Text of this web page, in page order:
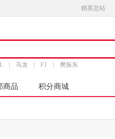
精英总站
马龙 F1 樊振东
商品 积分商城